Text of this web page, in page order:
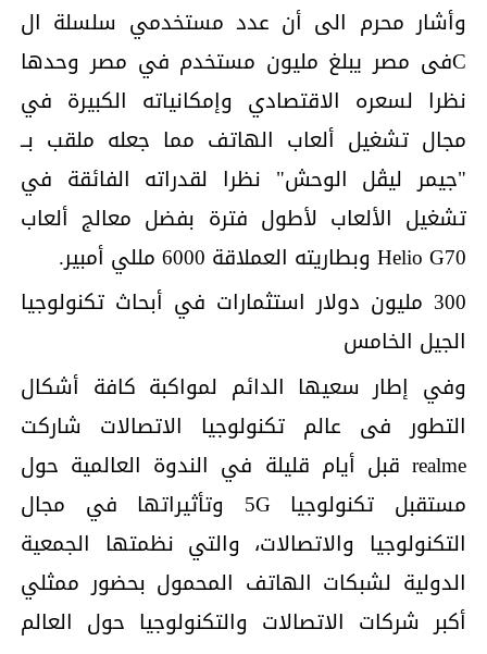
وأشار محرم الى أن عدد مستخدمي سلسلة ال
Cفى مصر يبلغ مليون مستخدم في مصر وحدها
نظرا لسعره الاقتصادي وإمكانياته الكبيرة في
مجال تشغيل ألعاب الهاتف مما جعله ملقب بــ
"جيمر ليڤل الوحش" نظرا لقدراته الفائقة في
تشغيل الألعاب لأطول فترة بفضل معالج ألعاب
Helio G70 وبطاريته العملاقة 6000 مللي أمبير.
300 مليون دولار استثمارات في أبحاث تكنولوجيا
الجيل الخامس
وفي إطار سعيها الدائم لمواكبة كافة أشكال
التطور فى عالم تكنولوجيا الاتصالات شاركت
realme قبل أيام قليلة في الندوة العالمية حول
مستقبل تكنولوجيا 5G وتأثيراتها في مجال
التكنولوجيا والاتصالات، والتي نظمتها الجمعية
الدولية لشبكات الهاتف المحمول بحضور ممثلي
أكبر شركات الاتصالات والتكنولوجيا حول العالم